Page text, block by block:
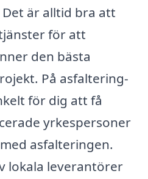
är alltid bra att
för att
den bästa
På asfaltering-
för dig att få
yrkespersoner
asfalteringen.
lokala leverantörer